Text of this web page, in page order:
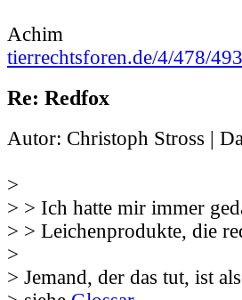
Achim
tierrechtsforen.de/4/478/493
Re: Redfox
Autor: Christoph Stross |
>
> > Ich hatte mir immer
> > Leichenprodukte, die
>
> Jemand, der das tut, ist